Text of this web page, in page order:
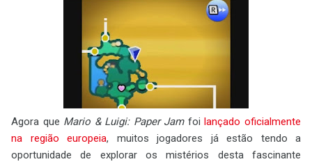
Agora que Mario & Luigi: Paper Jamfoilançado oficialmente
na região europeia, muitos jogadores já estão tendo a
oportunidade de explorar os mistérios desta fascinante